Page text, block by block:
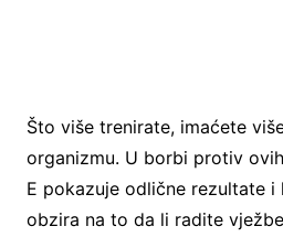
Što više trenirate, imaćete
organizmu. U borbi protiv
E pokazuje odlične rezultate
obzira na to da li radite